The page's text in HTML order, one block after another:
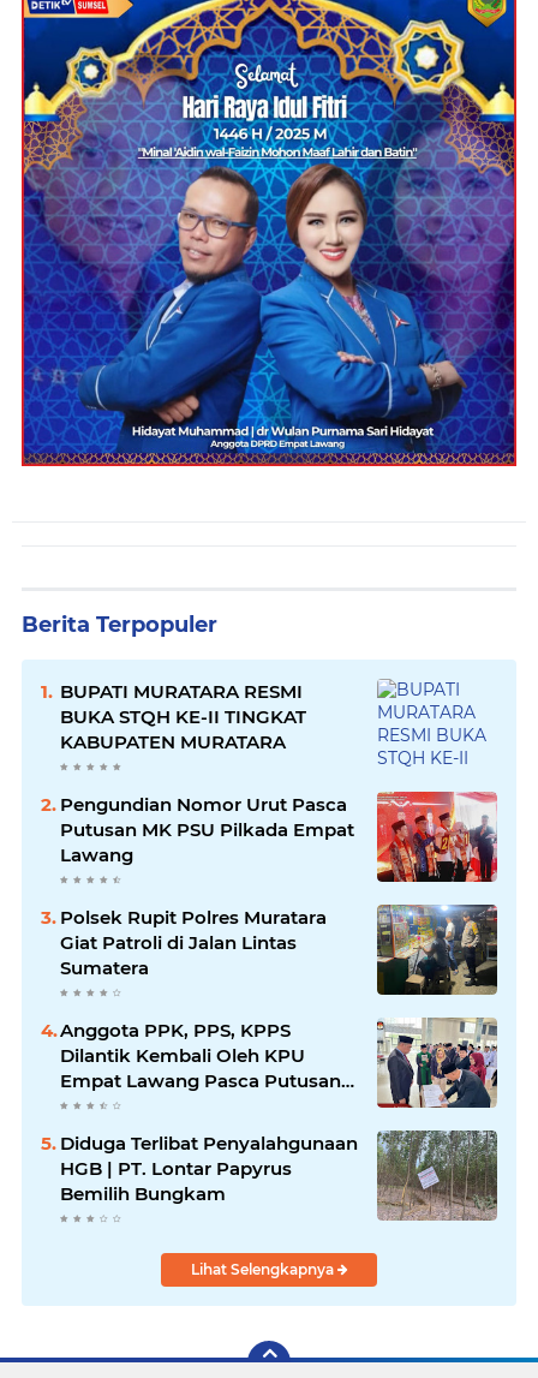
Berita Terpopuler
BUPATI MURATARA RESMI
BUKA STQH KE-II TINGKAT
KABUPATEN MURATARA
Pengundian Nomor Urut Pasca
Putusan MK PSU Pilkada Empat
Lawang
Polsek Rupit Polres Muratara
Giat Patroli di Jalan Lintas
Sumatera
Anggota PPK, PPS, KPPS
Dilantik Kembali Oleh KPU
Empat Lawang Pasca Putusan
MK
Diduga Terlibat Penyalahgunaan
HGB | PT. Lontar Papyrus
Bemilih Bungkam
Lihat Selengkapnya